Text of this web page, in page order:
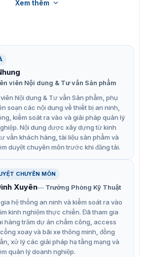
thực.
ngoại 2MP PS-852D30L
gì?
ảnh 2MP
camera mang đến hình ảnh sắc
tốt nhu cầu giám sát ở những khu
Xem thêm
viên Nội dung & Tư vấn Sản phẩm
Nội dung & Tư vấn Sản phẩm, phụ
soạn các nội dung về thiết bị an ninh,
kiểm soát ra vào và giải pháp quản lý
Nội dung được xây dựng từ kinh
vấn khách hàng, tài liệu sản phẩm và
duyệt chuyên môn trước khi đăng tải.
CHUYÊN MÔN
Xuyên
Trưởng Phòng Kỹ Thuật
hệ thống an ninh và kiểm soát ra vào
kinh nghiệm thực chiến. Đã tham gia
hàng trăm dự án chấm công, access
xoay và bãi xe thông minh, đồng
xử lý các giải pháp hạ tầng mạng và
quản lý doanh nghiệp.